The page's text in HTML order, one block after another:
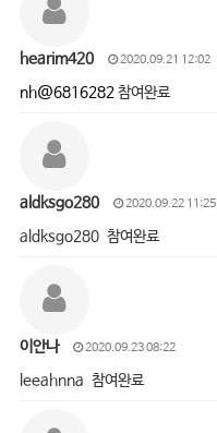
hearim420 2020.09.21 12:02
nh@6816282참여완료
aldksgo280 2020.09.22 11:25
aldksgo280 참여완료
이안나 2020.09.23 08:22
leeahnna 참여완료